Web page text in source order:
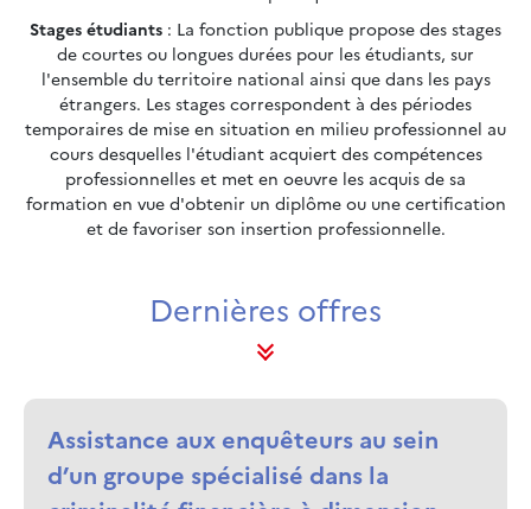
Stages étudiants : La fonction publique propose des stages
de courtes ou longues durées pour les étudiants, sur
l'ensemble du territoire national ainsi que dans les pays
étrangers. Les stages correspondent à des périodes
temporaires de mise en situation en milieu professionnel au
cours desquelles l'étudiant acquiert des compétences
professionnelles et met en oeuvre les acquis de sa
formation en vue d'obtenir un diplôme ou une certification
et de favoriser son insertion professionnelle.
Dernières offres
Assistance aux enquêteurs au sein
d’un groupe spécialisé dans la